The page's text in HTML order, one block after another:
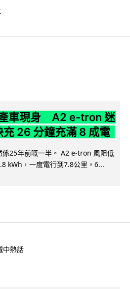
車現身 A2 e-tron 迷
26 分鐘充滿 8 成電
25年前嘅一半。 A2 e-tron 風阻低
kWh，一度電行到7.8公里。6...
中熱話